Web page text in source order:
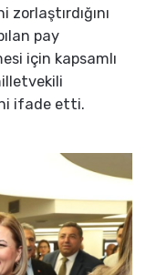
pay
için kapsamlı
ifade etti.